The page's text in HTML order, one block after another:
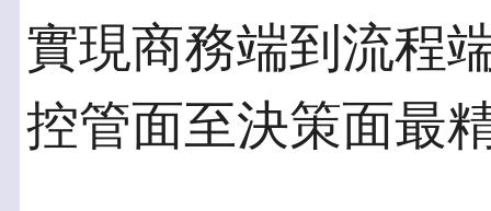
實現商務端到流程
控管面至決策面最